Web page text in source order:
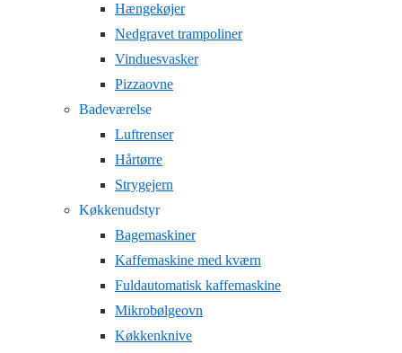
Hængekøjer
Nedgravet trampoliner
Vinduesvasker
Pizzaovne
Badeværelse
Luftrenser
Hårtørre
Strygejern
Køkkenudstyr
Bagemaskiner
Kaffemaskine med kværn
Fuldautomatisk kaffemaskine
Mikrobølgeovn
Køkkenknive